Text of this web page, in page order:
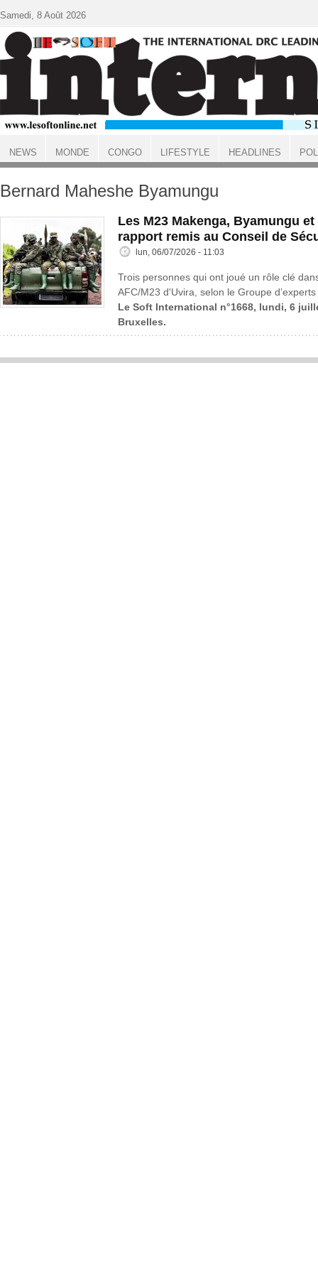
ACCUEIL
Bernard Maheshe Byamungu
Les M23 Makenga, Byamungu
rapport remis au Conseil de
lun, 06/07/2026 - 11:03
Trois personnes qui ont joué un rôle clé
AFC/M23 d'Uvira, selon le Groupe
Le Soft International n°1668, lundi, 6
Bruxelles.
Samedi, 8 Août 2026
NEWS MONDE CONGO LIFESTYLE HEADLINES